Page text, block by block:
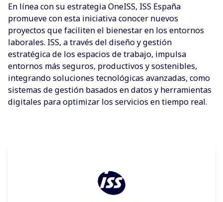
En línea con su estrategia OneISS, ISS España
promueve con esta iniciativa conocer nuevos
proyectos que faciliten el bienestar en los entornos
laborales. ISS, a través del diseño y gestión
estratégica de los espacios de trabajo, impulsa
entornos más seguros, productivos y sostenibles,
integrando soluciones tecnológicas avanzadas, como
sistemas de gestión basados en datos y herramientas
digitales para optimizar los servicios en tiempo real.